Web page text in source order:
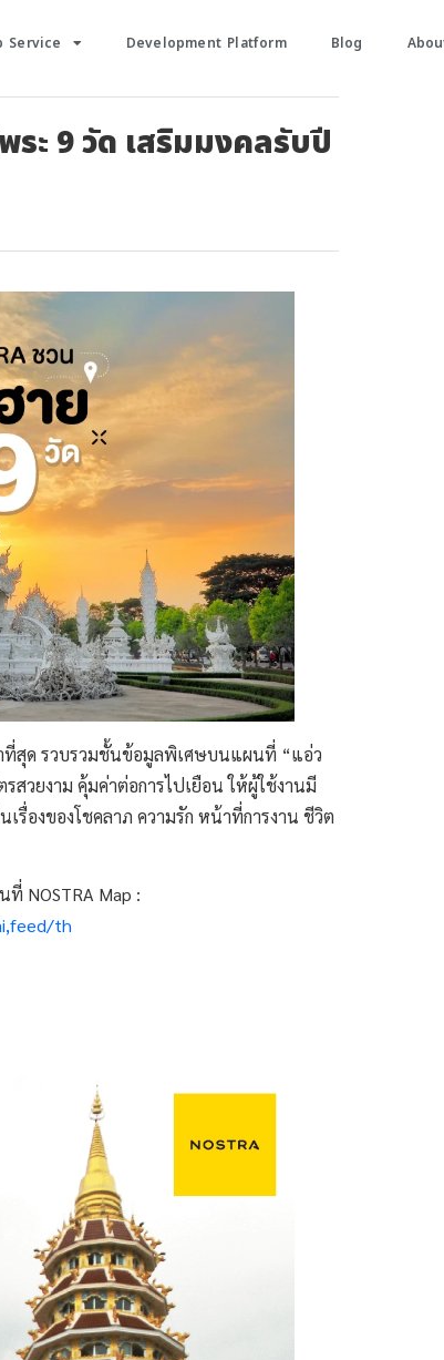
Service Development Platform Blog
ระ 9 วัด เสริมมงคลรับปี
ที่สุด รวบรวมชั้นข้อมูลพิเศษบนแผนที่ “แอ่ว
สวยงาม คุ้มค่าต่อการไปเยือน ให้ผู้ใช้งานมี
รื่องของโชคลาภ ความรัก หน้าที่การงาน ชีวิต
NOSTRA Map :
th